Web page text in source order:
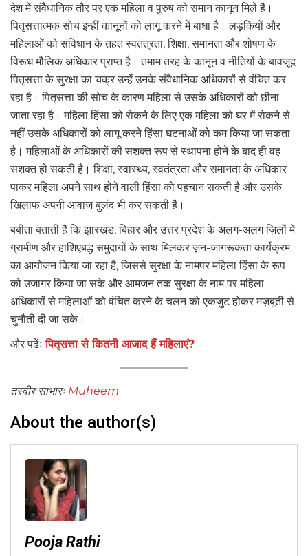
देश में संवैधानिक तौर पर एक महिला व पुरुष को समान कानून मिले हैं।
पितृसत्तात्मक सोच इन्हीं कानूनों को लागू करने में बाधा है। लड़कियों और
महिलाओं को संविधान के तहत स्वतंत्रता, शिक्षा, समानता और शोषण के
विरूध मौलिक अधिकार प्राप्त है। तमाम तरह के कानून व नीतियों के बावजूद
पितृसत्ता के सुरक्षा का चक्र उन्हें उनके संवैधानिक अधिकारों से वंचित कर
रहा है। पितृसत्ता की सोच के कारण महिला से उसके अधिकारों को छीना
जाता रहा है। महिला हिंसा को रोकने के लिए एक महिला को घर में रोकने से
नहीं उसके अधिकारों को लागू करने हिंसा घटनाओं को कम किया जा सकता
है। महिलाओं के अधिकारों की सशक्त रूप से स्थापना होने के बाद ही वह
सशक्त हो सकती है। शिक्षा, स्वास्थ्य, स्वतंत्रता और समानता के अधिकार
पाकर महिला अपने साथ होने वाली हिंसा को पहचान सकती है और उसके
खिलाफ अपनी आवाज बुलंद भी कर सकती है।
बबीता बताती हैं कि झारखंड, बिहार और उत्तर प्रदेश के अलग-अलग ज़िलों में
ग्रामीण और हाशिएबद्ध समुदायों के साथ मिलकर ज़न-जागरूकता कार्यक्रम
का आयोजन किया जा रहा है, जिससे सुरक्षा के नामपर महिला हिंसा के रूप
को उजागर किया जा सके और आमजन तक सुरक्षा के नाम पर महिला
अधिकारों से महिलाओं को वंचित करने के चलन को एकजुट होकर मज़बूती से
चुनौती दी जा सके।
और पढ़ेंःपितृसत्ता से कितनी आजाद हैं महिलाएं?
तस्वीर साभारः Muheem
About the author(s)
Pooja Rathi